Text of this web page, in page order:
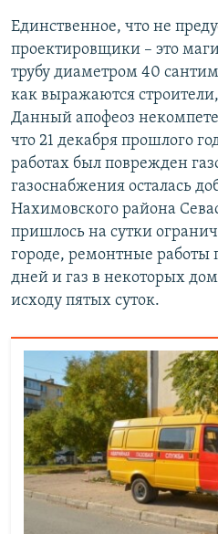
Единственное, что не
проектировщики – это
трубу диаметром 40
как выражаются
Данный апофеоз
что 21 декабря прошлого
работах был поврежден
газоснабжения осталась
Нахимовского района
пришлось на сутки
городе, ремонтные работы
дней и газ в некоторых
исходу пятых суток.